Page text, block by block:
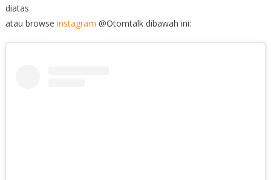
diatas
atau browse instagram @Otomtalk dibawah ini: